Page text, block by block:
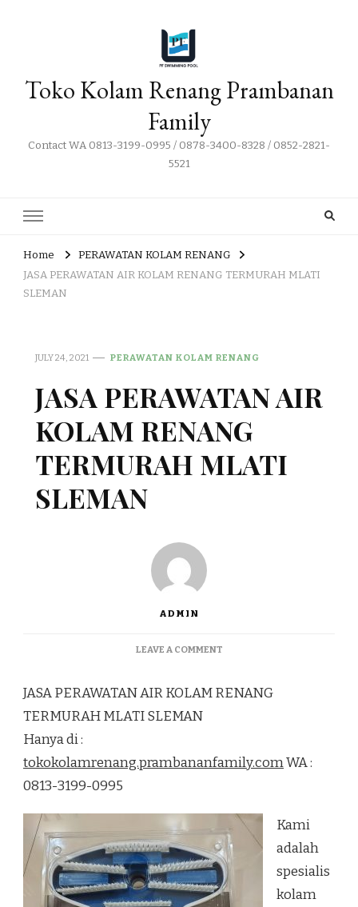
Toko Kolam Renang Prambanan
Family
Contact WA 0813-3199-0995 / 0878-3400-8328 / 0852-2821-
5521
Home
PERAWATAN KOLAM RENANG
JASA PERAWATAN AIR KOLAM RENANG TERMURAH MLATI
SLEMAN
JULY 24, 2021 PERAWATAN KOLAM RENANG
JASA PERAWATAN AIR
KOLAM RENANG
TERMURAH MLATI
SLEMAN
ADMIN
LEAVE A COMMENTON
AIR
MLATI
SLEMAN
JASA PERAWATAN AIR KOLAM RENANG
TERMURAH MLATI SLEMAN
Hanya di :
tokokolamrenang.prambananfamily.comWA :
0813-3199-0995
Kami
adalah
spesialis
kolam